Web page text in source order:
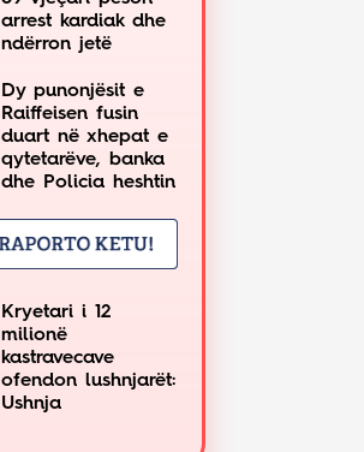
arrest kardiak dhe
ndërron jetë
Dy punonjësit e
Raiffeisen fusin
duart në xhepat e
qytetarëve, banka
dhe Policia heshtin
Kryetari i 12
milionë
kastravecave
ofendon lushnjarët:
Ushnja